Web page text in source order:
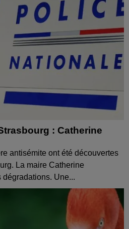
: Catherine
antisémite ont été découvertes
La maire Catherine
Une...